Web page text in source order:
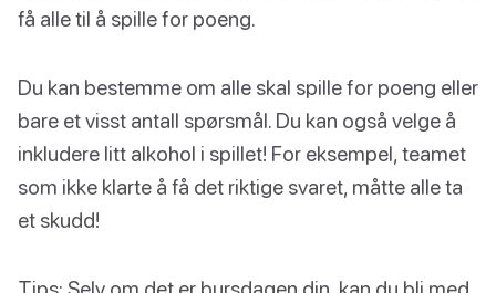
få alle til å spille for poeng.
Du kan bestemme om alle skal spille for poeng eller
bare et visst antall spørsmål. Du kan også velge å
inkludere litt alkohol i spillet! For eksempel, teamet
som ikke klarte å få det riktige svaret, måtte alle ta
et skudd!